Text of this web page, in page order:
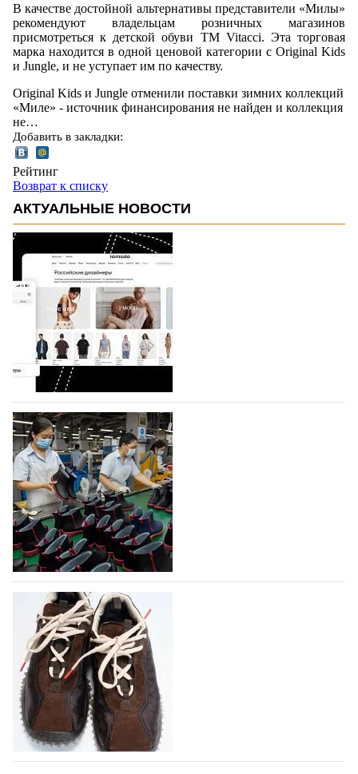
В качестве достойной альтернативы представители «Милы»
рекомендуют владельцам розничных магазинов
присмотреться к детской обуви ТМ Vitacci. Эта торговая
марка находится в одной ценовой категории с Original Kids
и Jungle, и не уступает им по качеству.
Original Kids и Jungle отменили поставки зимних коллекций
«Миле» - источник финансирования не найден и коллекция
не…
Добавить в закладки:
Рейтинг
Возврат к списку
АКТУАЛЬНЫЕ НОВОСТИ
На платформе Lamoda - новый раздел и
условия продвижения локальных
дизайнерских марок
Российский маркетплейс Lamoda решил обновить
раздел для продажи продукции локальных
дизайнерских марок одежды, обуви и аксессуаров.
Бренды также получат маркетинговую…
06.08.2026 265
Объем мирового производства обуви в
2025 году практически не увеличился
В 2025 году мировое производство обуви
практически не изменилось, зафиксировав
незначительный рост на 0,1% до 24,6 млрд пар, -
данные опубликованы в аналитическом вестнике
«Всемирный ежегодник обуви 2026», Португальской
ассоциацией…